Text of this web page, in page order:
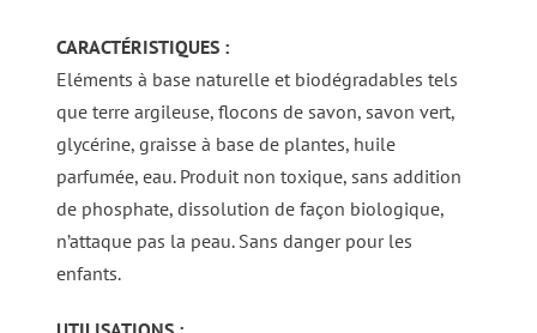
CARACTÉRISTIQUES :
Eléments à base naturelle et biodégradables tels
que terre argileuse, flocons de savon, savon vert,
glycérine, graisse à base de plantes, huile
parfumée, eau. Produit non toxique, sans addition
de phosphate, dissolution de façon biologique,
n’attaque pas la peau. Sans danger pour les
enfants.